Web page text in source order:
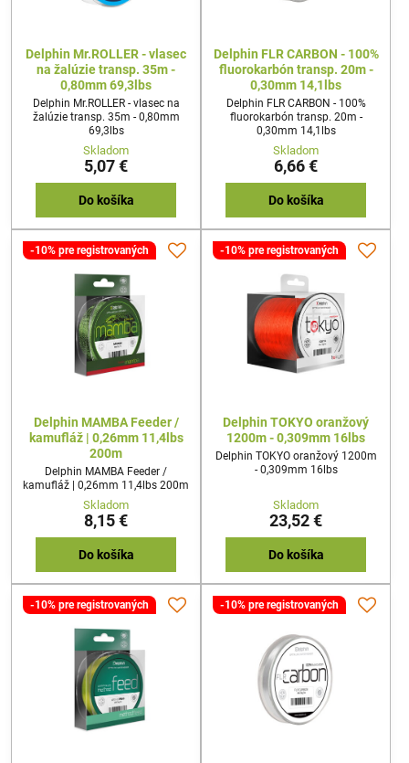
Delphin Mr.ROLLER - vlasec
na žalúzie transp. 35m -
0,80mm 69,3lbs
Delphin Mr.ROLLER - vlasec na
žalúzie transp. 35m - 0,80mm
69,3lbs
Skladom
5,07 €
Do košíka
Delphin FLR CARBON - 100%
fluorokarbón transp. 20m -
0,30mm 14,1lbs
Delphin FLR CARBON - 100%
fluorokarbón transp. 20m -
0,30mm 14,1lbs
Skladom
6,66 €
Do košíka
-10% pre registrovaných
Delphin MAMBA Feeder /
kamufláž | 0,26mm 11,4lbs
200m
Delphin MAMBA Feeder /
kamufláž | 0,26mm 11,4lbs 200m
Skladom
8,15 €
Do košíka
-10% pre registrovaných
Delphin TOKYO oranžový
1200m - 0,309mm 16lbs
Delphin TOKYO oranžový 1200m
- 0,309mm 16lbs
Skladom
23,52 €
Do košíka
-10% pre registrovaných -10% pre registrovaných